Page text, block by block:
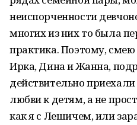
неиспорченности
многих из них то была
практика. Поэтому,
Ирка, Дина и Жанна,
действительно приехали
любви к детям, а не
как я с Лешичем, или